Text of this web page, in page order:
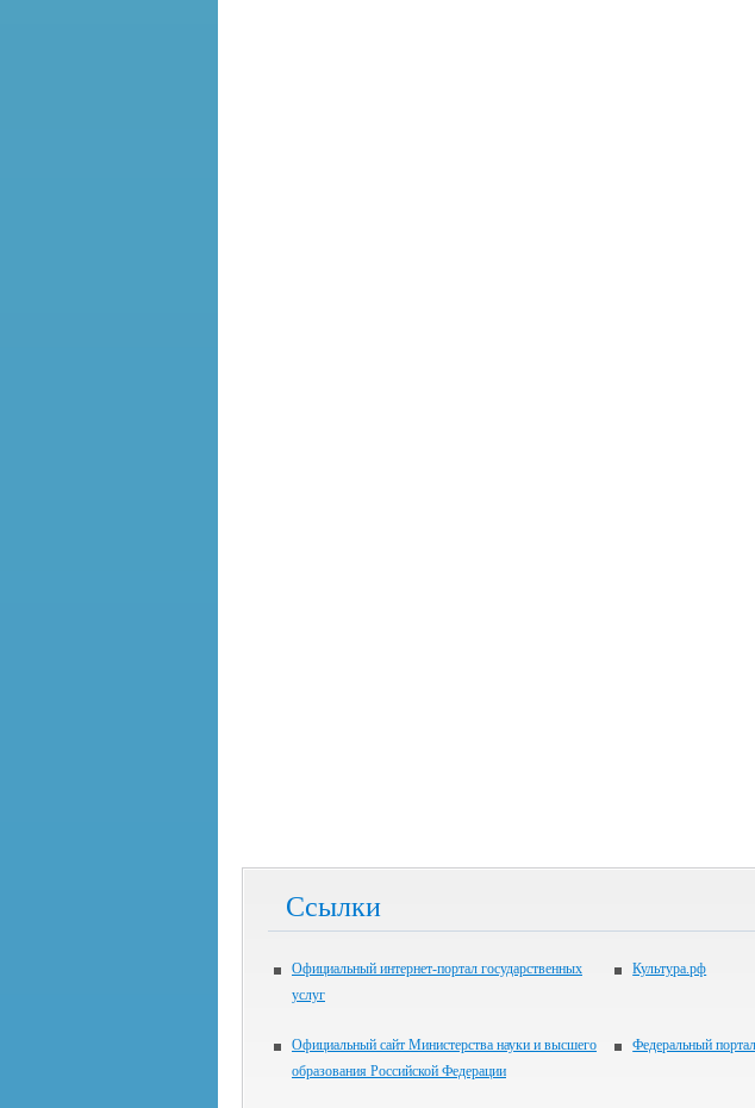
Ссылки
Официальный интернет-портал государственных
услуг
Культура.рф
Официальный сайт Министерства науки и высшего
образования Российской Федерации
Федеральный